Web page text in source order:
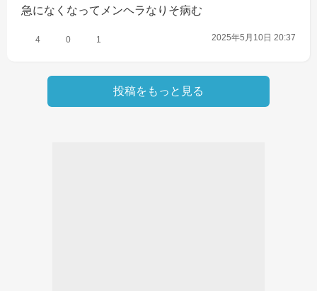
急になくなってメンヘラなりそ病む
4 0 1 2025年5月10日 20:37
投稿をもっと見る